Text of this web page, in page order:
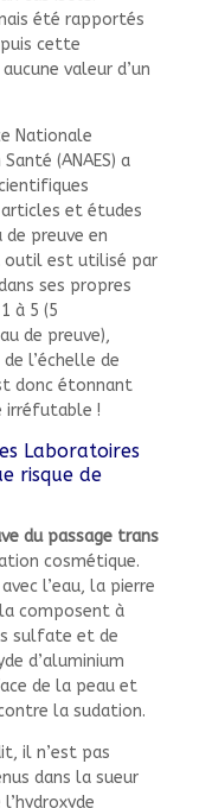
été rapportés
cette
valeur d’un
Nationale
(ANAES) a
articles et études
preuve en
outil est utilisé par
ses propres
à 5 (5
de preuve),
l’échelle de
donc étonnant
irréfutable !
Laboratoires
risque de
du passage trans
cosmétique.
l’eau, la pierre
composent à
sulfate et de
d’aluminium
de la peau et
la sudation.
il n’est pas
dans la sueur